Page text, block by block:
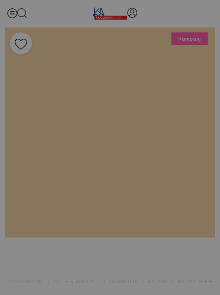
Kampanj
FÖRSTASIDAN FOLIE & DIGITALT KA 3103 BEIGE